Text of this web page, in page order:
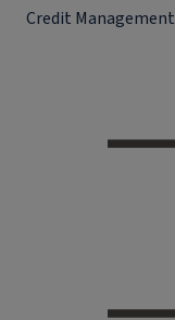
Credit Management